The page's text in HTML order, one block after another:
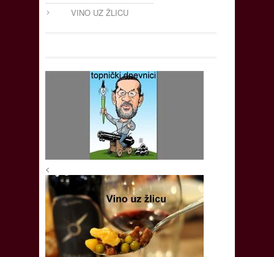
VINO UZ ŽLICU
<